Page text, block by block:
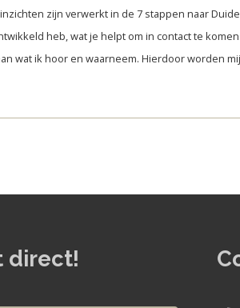
zijn verwerkt in de 7 stappen naar
heb, wat je helpt om in contact te
wat ik hoor en waarneem. Hierdoor worden
direct!